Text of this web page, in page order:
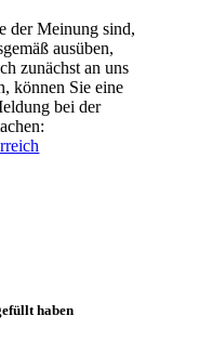
der Meinung sind,
ausüben,
zunächst an uns
können Sie eine
bei der
haben